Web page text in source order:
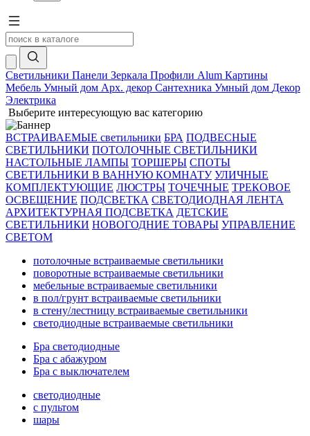
Светильники Панели Зеркала Профили Alum Картины
Мебель Умный дом Арх. декор Сантехника Умный дом Декор
Электрика
Выберите интересующую вас категорию
ВСТРАИВАЕМЫЕ светильники БРА ПОДВЕСНЫЕ
СВЕТИЛЬНИКИ ПОТОЛОЧНЫЕ СВЕТИЛЬНИКИ
НАСТОЛЬНЫЕ ЛАМПЫ ТОРШЕРЫ СПОТЫ
СВЕТИЛЬНИКИ В ВАННУЮ КОМНАТУ УЛИЧНЫЕ
КОМПЛЕКТУЮЩИЕ ЛЮСТРЫ ТОЧЕЧНЫЕ ТРЕКОВОЕ
ОСВЕЩЕНИЕ ПОДСВЕТКА СВЕТОДИОДНАЯ ЛЕНТА
АРХИТЕКТУРНАЯ ПОДСВЕТКА ДЕТСКИЕ
СВЕТИЛЬНИКИ НОВОГОДНИЕ ТОВАРЫ УПРАВЛЕНИЕ
СВЕТОМ
потолочные встраиваемые светильники
поворотные встраиваемые светильники
мебельные встраиваемые светильники
в пол/грунт встраиваемые светильники
в стену/лестницу встраиваемые светильники
светодиодные встраиваемые светильники
Бра светодиодные
Бра с абажуром
Бра с выключателем
светодиодные
с пультом
шары